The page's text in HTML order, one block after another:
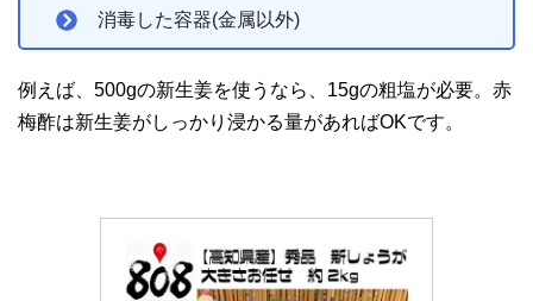
消毒した容器(金属以外)
例えば、500gの新生姜を使うなら、15gの粗塩が必要。赤
梅酢は新生姜がしっかり浸かる量があればOKです。